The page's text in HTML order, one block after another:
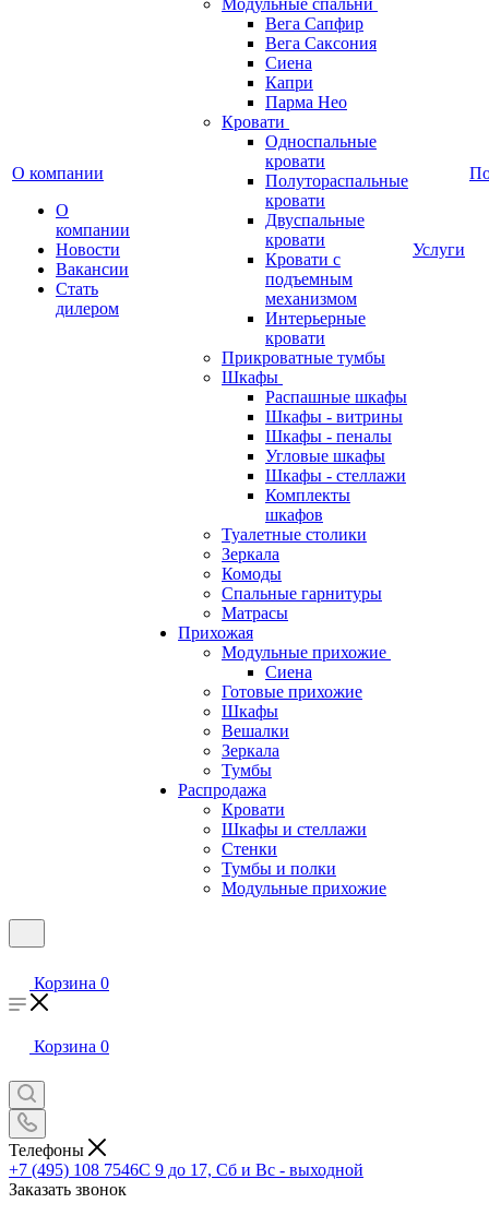
О компании
О
компании
Новости
Вакансии
Стать
дилером
Модульные спальни
Вега Сапфир
Вега Саксония
Сиена
Капри
Парма Нео
Кровати
Односпальные
кровати
Полутораспальные
кровати
Двуспальные
кровати
Кровати с
подъемным
механизмом
Интерьерные
кровати
Прикроватные тумбы
Шкафы
Распашные шкафы
Шкафы - витрины
Шкафы - пеналы
Угловые шкафы
Шкафы - стеллажи
Комплекты
шкафов
Туалетные столики
Зеркала
Комоды
Спальные гарнитуры
Матрасы
Прихожая
Модульные прихожие
Сиена
Готовые прихожие
Шкафы
Вешалки
Зеркала
Тумбы
Распродажа
Кровати
Шкафы и стеллажи
Стенки
Тумбы и полки
Модульные прихожие
Услуги
Корзина 0
Корзина 0
Телефоны
+7 (495) 108 7546С 9 до 17, Сб и Вс - выходной
Заказать звонок